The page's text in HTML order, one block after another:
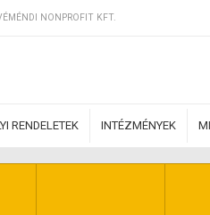
NONPROFIT KFT.
RENDELETEK INTÉZMÉNYEK